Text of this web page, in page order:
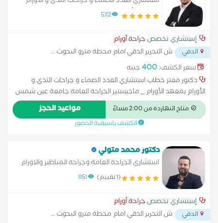
بمعهد الأورام
572
إستشاري تخصص جراحة أورام
الدقي ش التحرير الدقي امام محطة مترو البحوث...
سعر الكشف:400جنيه
دكتور معتز خطاب استشاري الغدد الصماء و جراحات الثدي و
الأورام بمعهد الأورام _ ماجيستير الجراحة العامة جامعة عين شمس
_ زمالة جراحة الآورام المعهد القومي جامعة القاهرة _ الزمالة
المصرية وعضو الجمعية المصرية لجراحة الآورام _ د.دكتوراة جراحة
الآورام جامعة الأزهر . علاج حالات * أمراض و أورام الغدد الدرقية *
الثدي * التثدي لدى الرجال * تشخيص و علاج أمراض الفك * أورام
الغدد الليمفاوية * تشخيص الندوب و البثور في منطقة الرأس و
الرقبة * حصوات و التهابات الغدد اللعابية و النكافية
متاح النهاردة من 2:00 مساءً مواعيد الحجز
الكشف باسبقية الحضور
دكتور محمد متولي
استشاري الجراحة العامة وجراحة المناظير والاورام
(1 تقييم) 1151
إستشاري تخصص جراحة أورام
الدقي ش التحرير الدقي امام محطة مترو البحوث...